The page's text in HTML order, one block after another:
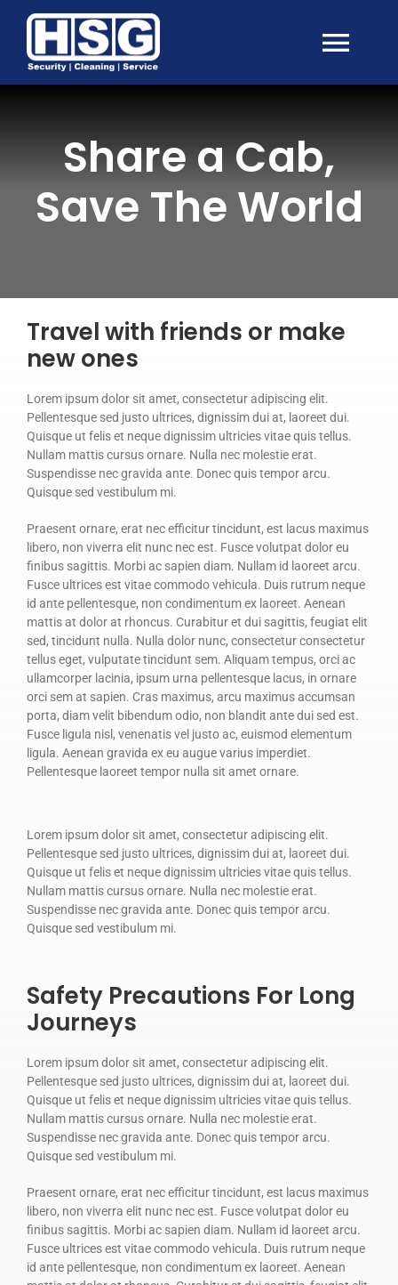
KontaktShare a Cab,
Save The World
Travel with friends or make
new ones
Lorem ipsum dolor sit amet, consectetur adipiscing elit.
Pellentesque sed justo ultrices, dignissim dui at, laoreet dui.
Quisque ut felis et neque dignissim ultricies vitae quis tellus.
Nullam mattis cursus ornare. Nulla nec molestie erat.
Suspendisse nec gravida ante. Donec quis tempor arcu.
Quisque sed vestibulum mi.
Praesent ornare, erat nec efficitur tincidunt, est lacus maximus
libero, non viverra elit nunc nec est. Fusce volutpat dolor eu
finibus sagittis. Morbi ac sapien diam. Nullam id laoreet arcu.
Fusce ultrices est vitae commodo vehicula. Duis rutrum neque
id ante pellentesque, non condimentum ex laoreet. Aenean
mattis at dolor at rhoncus. Curabitur et dui sagittis, feugiat elit
sed, tincidunt nulla. Nulla dolor nunc, consectetur consectetur
tellus eget, vulputate tincidunt sem. Aliquam tempus, orci ac
ullamcorper lacinia, ipsum urna pellentesque lacus, in ornare
orci sem at sapien. Cras maximus, arcu maximus accumsan
porta, diam velit bibendum odio, non blandit ante dui sed est.
Fusce ligula nisl, venenatis vel justo ac, euismod elementum
ligula. Aenean gravida ex eu augue varius imperdiet.
Pellentesque laoreet tempor nulla sit amet ornare.
Lorem ipsum dolor sit amet, consectetur adipiscing elit.
Pellentesque sed justo ultrices, dignissim dui at, laoreet dui.
Quisque ut felis et neque dignissim ultricies vitae quis tellus.
Nullam mattis cursus ornare. Nulla nec molestie erat.
Suspendisse nec gravida ante. Donec quis tempor arcu.
Quisque sed vestibulum mi.
Safety Precautions For Long
Journeys
Lorem ipsum dolor sit amet, consectetur adipiscing elit.
Pellentesque sed justo ultrices, dignissim dui at, laoreet dui.
Quisque ut felis et neque dignissim ultricies vitae quis tellus.
Nullam mattis cursus ornare. Nulla nec molestie erat.
Suspendisse nec gravida ante. Donec quis tempor arcu.
Quisque sed vestibulum mi.
Praesent ornare, erat nec efficitur tincidunt, est lacus maximus
libero, non viverra elit nunc nec est. Fusce volutpat dolor eu
finibus sagittis. Morbi ac sapien diam. Nullam id laoreet arcu.
Fusce ultrices est vitae commodo vehicula. Duis rutrum neque
id ante pellentesque, non condimentum ex laoreet. Aenean